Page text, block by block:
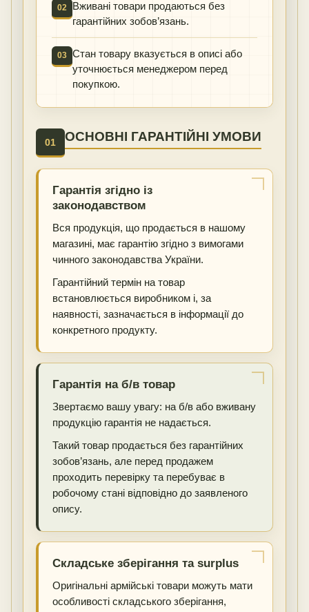
02
Вживані товари продаються без
гарантійних зобов’язань.
03 Стан товару вказується в описі або
уточнюється менеджером перед
покупкою.
01 ОСНОВНІ ГАРАНТІЙНІ УМОВИ
Гарантія згідно із
законодавством
Вся продукція, що продається в нашому
магазині, має гарантію згідно з вимогами
чинного законодавства України.
Гарантійний термін на товар
встановлюється виробником і, за
наявності, зазначається в інформації до
конкретного продукту.
Гарантія на б/в товар
Звертаємо вашу увагу: на б/в або вживану
продукцію гарантія не надається.
Такий товар продається без гарантійних
зобов’язань, але перед продажем
проходить перевірку та перебуває в
робочому стані відповідно до заявленого
опису.
Складське зберігання та surplus
Оригінальні армійські товари можуть мати
особливості складського зберігання,